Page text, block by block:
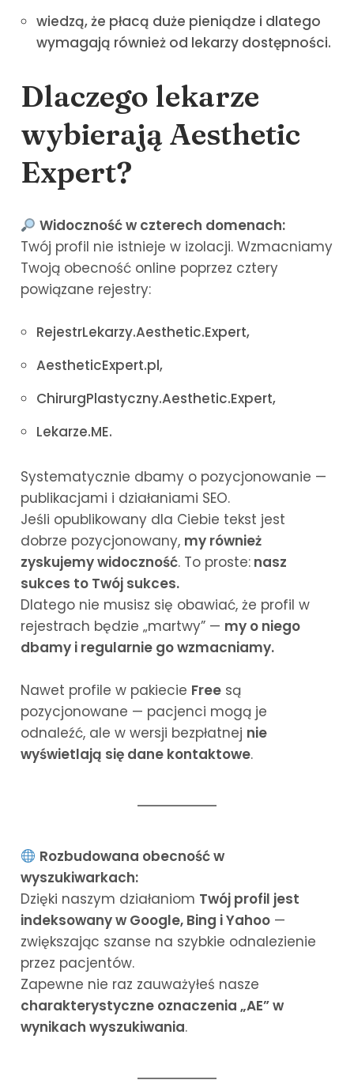
wiedzą, że płacą duże pieniądze i dlatego
wymagają również od lekarzy dostępności.
Dlaczego lekarze
wybierają Aesthetic
Expert?
Widoczność w czterech domenach:
Twój profil nie istnieje w izolacji. Wzmacniamy
Twoją obecność online poprzez cztery
powiązane rejestry:
RejestrLekarzy.Aesthetic.Expert,
AestheticExpert.pl,
ChirurgPlastyczny.Aesthetic.Expert,
Lekarze.ME.
Systematycznie dbamy o pozycjonowanie —
publikacjami i działaniami SEO.
Jeśli opublikowany dla Ciebie tekst jest
dobrze pozycjonowany, my również
zyskujemy widoczność. To proste: nasz
sukces to Twój sukces.
Dlatego nie musisz się obawiać, że profil w
rejestrach będzie „martwy” — my o niego
dbamy i regularnie go wzmacniamy.
Nawet profile w pakiecie Free są
pozycjonowane — pacjenci mogą je
odnaleźć, ale w wersji bezpłatnej nie
wyświetlają się dane kontaktowe.
Rozbudowana obecność w
wyszukiwarkach:
Dzięki naszym działaniom Twój profil jest
indeksowany w Google, Bing i Yahoo —
zwiększając szanse na szybkie odnalezienie
przez pacjentów.
Zapewne nie raz zauważyłeś nasze
charakterystyczne oznaczenia „AE” w
wynikach wyszukiwania.